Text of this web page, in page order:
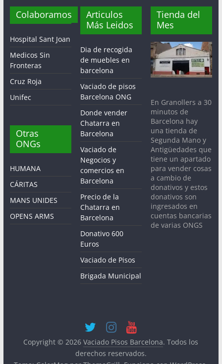
Colaboramos
Hospital Sant Joan
Medicos Sin
Fronteras
Cruz Roja
Unifec
Otras
ONGs
HUMANA
CÁRITAS
MANS UNIDES
OPENS ARMS
Articulos
Más Leidos
Dia de recogida
de muebles en
barcelona
Vaciado de pisos
Barcelona ONG
Donde vender
Chatarra en
Barcelona
Vaciado de
Negocios y
comercios en
Barcelona
Precio de la
Chatarra en
Barcelona
Donativo 600
Euros
Vaciado de Pisos
Brigada Municipal
Tienda del
Mes
En Granollers a 30
minutos de
Barcelona hay
una tienda de
Segunda Mano y
Antigüedades que
tiene un apartado
para vender cosas
a cambio de
donativos y estos
donativos son
ingresados en
cuentas bancarias
de varias ONGS
Copyright © 2026Vaciado Pisos Barcelona. Todos los
derechos reservados.